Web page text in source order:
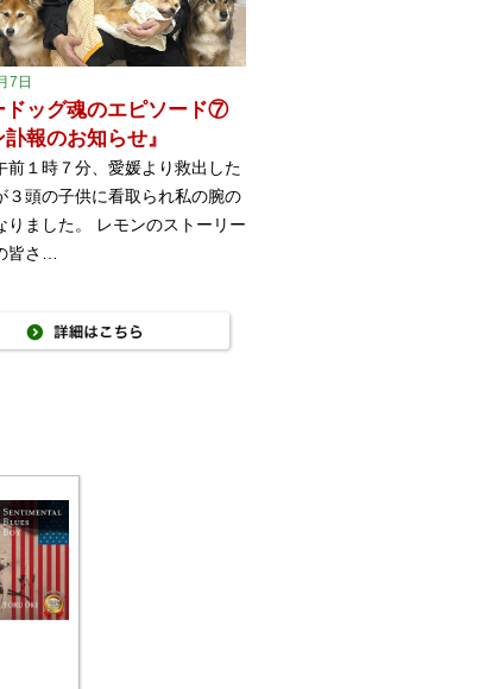
7日
ドッグ魂のエピソード⑦
訃報のお知らせ』
前１時７分、愛媛より救出した
３頭の子供に看取られ私の腕の
りました。 レモンのストーリー
皆さ…